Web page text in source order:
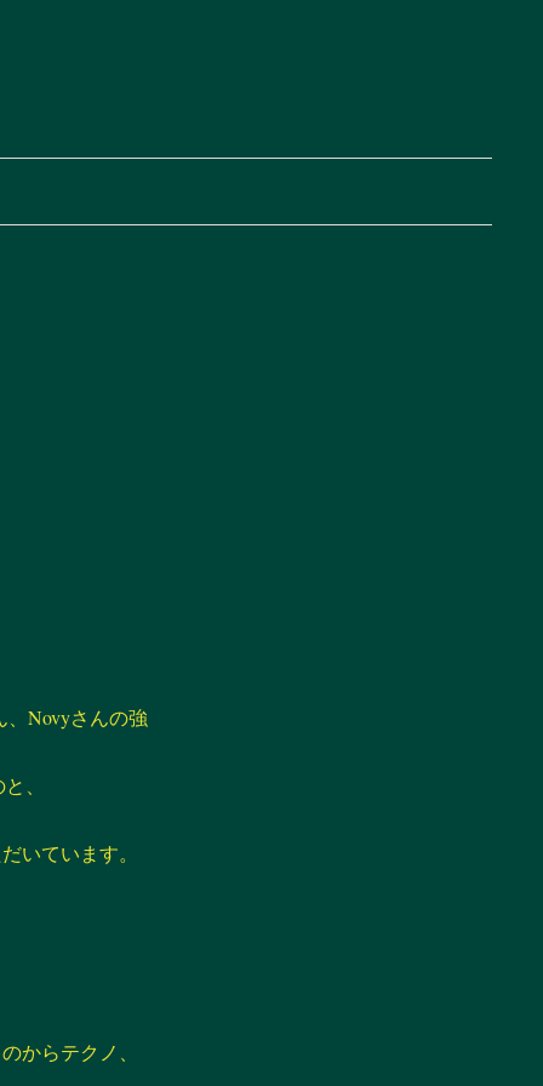
、Novyさんの強
、
いています。
からテクノ、